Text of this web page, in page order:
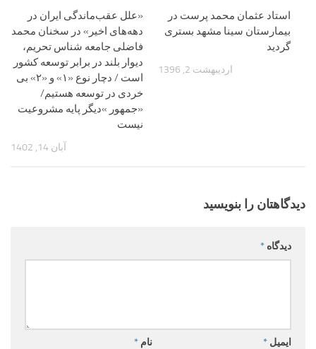
«علل عقب‌ماندگی ایران در
دهه‌های اخیر» در سخنان محمد
فاضلی جامعه شناس تحریم،
دیوار بلند در برابر توسعه کشور
است / دچار نوع «۱» و «۲» بی
خردی در توسعه هستیم/
«جمهور »دیگر پایه مشروعیت
نیست
آبان 14, 1402
استاد عثمان محمد پرست در
بیمارستان سینا مشهد بستری
گردید
اردیبهشت 2, 1396
دیدگاهتان را بنویسید
دیدگاه *
نام * ایمیل *